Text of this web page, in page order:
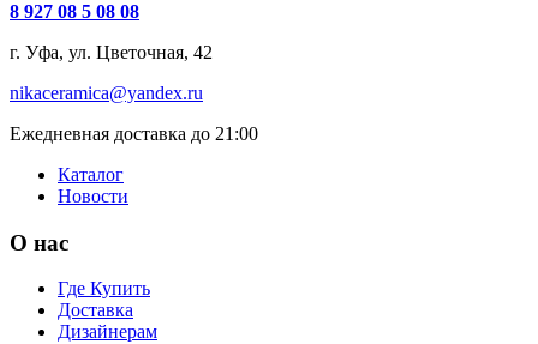
8 927 08 5 08 08
г. Уфа, ул. Цветочная, 42
nikaceramica@yandex.ru
Ежедневная доставка до 21:00
Каталог
Новости
О нас
Где Купить
Доставка
Дизайнерам